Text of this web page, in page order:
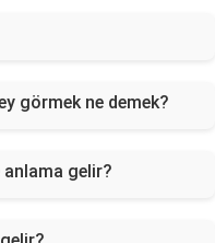
görmek ne demek?
gelir?